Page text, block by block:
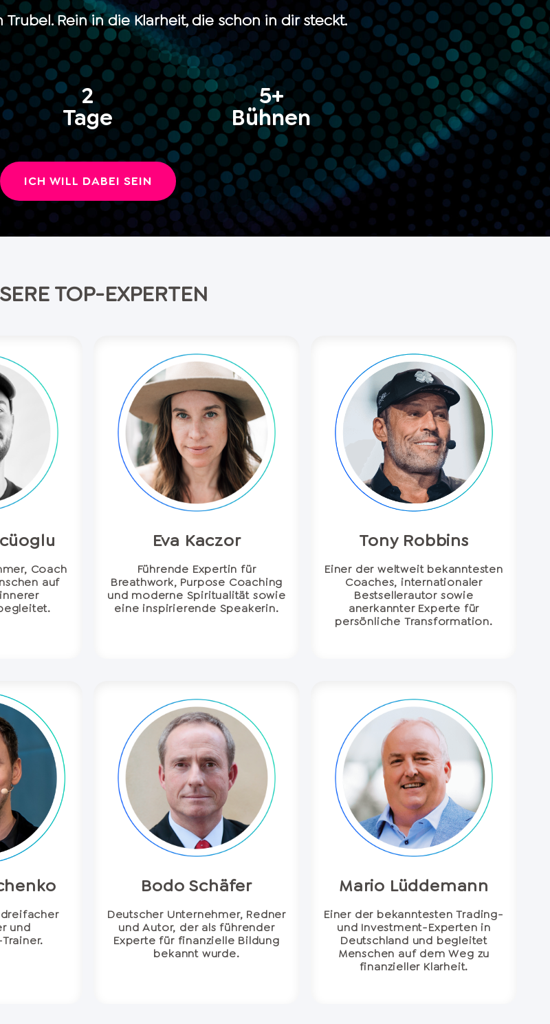
Trubel. Rein in die Klarheit, die schon in dir steckt.
2
Tage
5+
Bühnen
ICH WILL DABEI SEIN
TOP-EXPERTEN
Coach
auf
Eva Kaczor
Führende Expertin für
Breathwork, Purpose Coaching
und moderne Spiritualität sowie
eine inspirierende Speakerin.
Tony Robbins
Einer der weltweit bekanntesten
Coaches, internationaler
Bestsellerautor sowie
anerkannter Experte für
persönliche Transformation.
und
Bodo Schäfer
Deutscher Unternehmer, Redner
und Autor, der als führender
Experte für finanzielle Bildung
bekannt wurde.
Mario Lüddemann
Einer der bekanntesten Trading-
und Investment-Experten in
Deutschland und begleitet
Menschen auf dem Weg zu
finanzieller Klarheit.